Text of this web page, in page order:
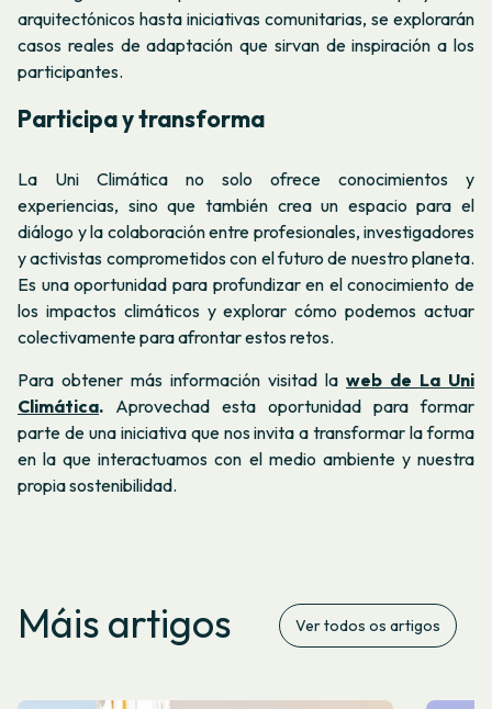
arquitectónicos hasta iniciativas comunitarias, se explorarán
casos reales de adaptación que sirvan de inspiración a los
participantes.
Participa y transforma
La Uni Climática no solo ofrece conocimientos y
experiencias, sino que también crea un espacio para el
diálogo y la colaboración entre profesionales, investigadores
y activistas comprometidos con el futuro de nuestro planeta.
Es una oportunidad para profundizar en el conocimiento de
los impactos climáticos y explorar cómo podemos actuar
colectivamente para afrontar estos retos.
Para obtener más información visitad la web de La Uni
Climática. Aprovechad esta oportunidad para formar
parte de una iniciativa que nos invita a transformar la forma
en la que interactuamos con el medio ambiente y nuestra
propia sostenibilidad.
Máis artigos Ver todos os artigos